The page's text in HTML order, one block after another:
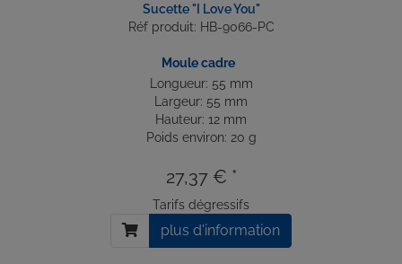
Sucette "I Love You"
Réf produit: HB-9066-PC
Moule cadre
Longueur: 55 mm
Largeur: 55 mm
Hauteur: 12 mm
Poids environ: 20 g
27,37 € *
Tarifs dégressifs
plus d'information